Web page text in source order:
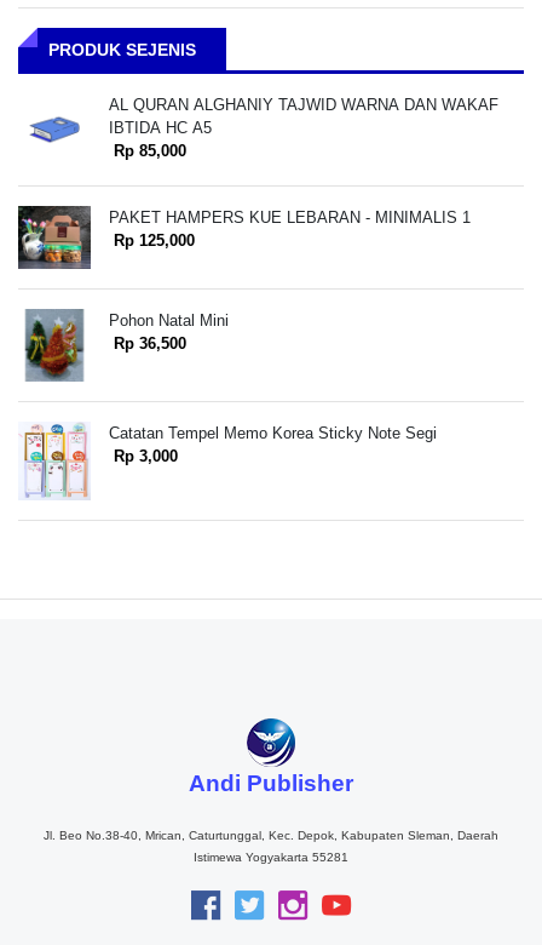
PRODUK SEJENIS
AL QURAN ALGHANIY TAJWID WARNA DAN WAKAF
IBTIDA HC A5
Rp 85,000
PAKET HAMPERS KUE LEBARAN - MINIMALIS 1
Rp 125,000
Pohon Natal Mini
Rp 36,500
Catatan Tempel Memo Korea Sticky Note Segi
Rp 3,000
Andi Publisher
Jl. Beo No.38-40, Mrican, Caturtunggal, Kec. Depok, Kabupaten Sleman, Daerah
Istimewa Yogyakarta 55281